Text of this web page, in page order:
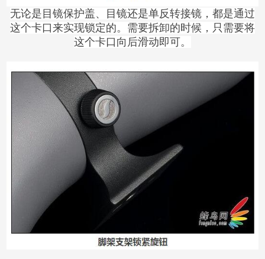
无论是目镜保护盖、目镜还是单反转接镜，都是通过
这个卡口来实现锁定的。需要拆卸的时候，只需要将
这个卡口向后滑动即可。